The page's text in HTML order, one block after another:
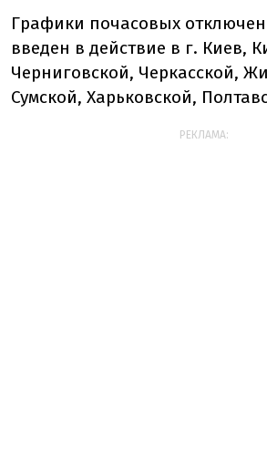
Графики почасовых
введен в действие в г. Киев,
Черниговской, Черкасской,
Сумской, Харьковской,
РЕКЛАМА: